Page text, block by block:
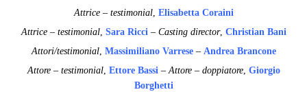
Attrice – testimonial, Elisabetta Coraini
Attrice – testimonial, Sara Ricci – Casting director, Christian Bani
Attori/testimonial, Massimiliano Varrese– Andrea Brancone
Attore – testimonial, Ettore Bassi – Attore – doppiatore, Giorgio
Borghetti